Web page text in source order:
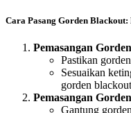
Cara Pasang Gorden
Pemasangan
Pastikan
Sesuaikan
gorden
Pemasangan
Gantung